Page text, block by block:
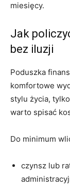
miesięcy.
Jak
bez iluzji
Poduszka
komfortowe
stylu życia,
warto spisać
Do minimum
czynsz lub